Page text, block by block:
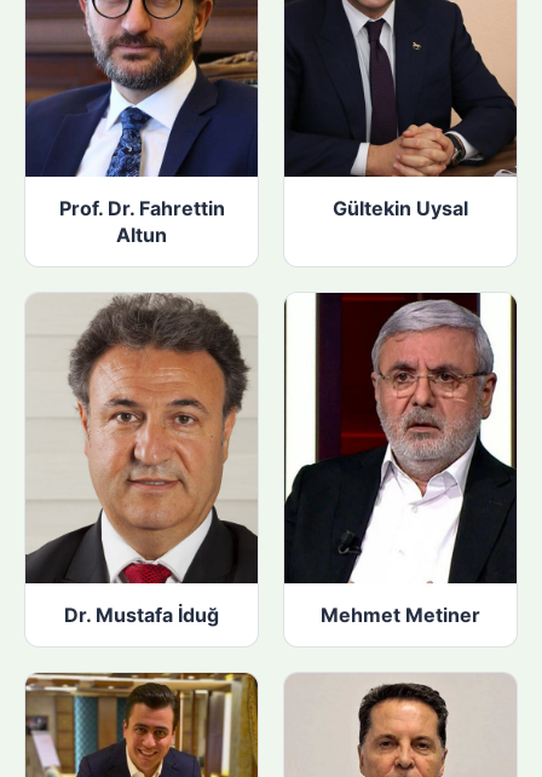
Prof. Dr. Fahrettin
Altun
Gültekin Uysal
Dr. Mustafa İduğ Mehmet Metiner